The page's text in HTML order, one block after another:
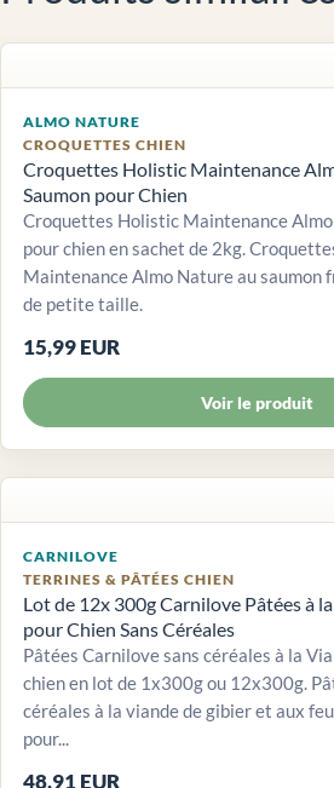
ALMO NATURE
CROQUETTES CHIEN
Croquettes Holistic Maintenance
Saumon pour Chien
Croquettes Holistic Maintenance
pour chien en sachet de 2kg.
Maintenance Almo Nature au saumon
de petite taille.
15,99 EUR
Voir le produit
CARNILOVE
TERRINES & PÂTÉES CHIEN
Lot de 12x 300g Carnilove Pâtées à
pour Chien Sans Céréales
Pâtées Carnilove sans céréales à la
chien en lot de 1x300g ou 12x300g.
céréales à la viande de gibier et aux
pour...
48,91 EUR